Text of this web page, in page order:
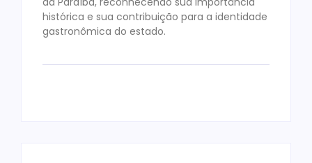
histórica e sua contribuição para a identidade
gastronômica do estado.